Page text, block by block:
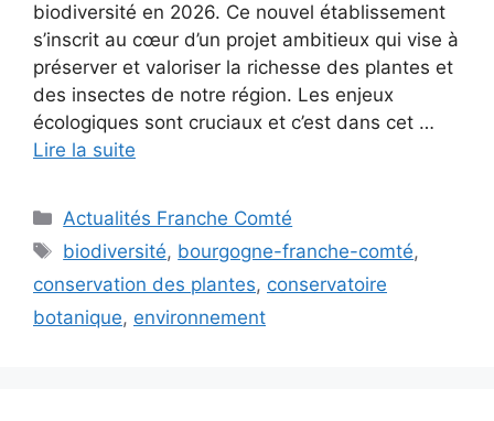
biodiversité en 2026. Ce nouvel établissement
s’inscrit au cœur d’un projet ambitieux qui vise à
préserver et valoriser la richesse des plantes et
des insectes de notre région. Les enjeux
écologiques sont cruciaux et c’est dans cet …
Lire la suite
Catégories
Actualités Franche Comté
Étiquettes
biodiversité, bourgogne-franche-comté,
conservation des plantes, conservatoire
botanique, environnement